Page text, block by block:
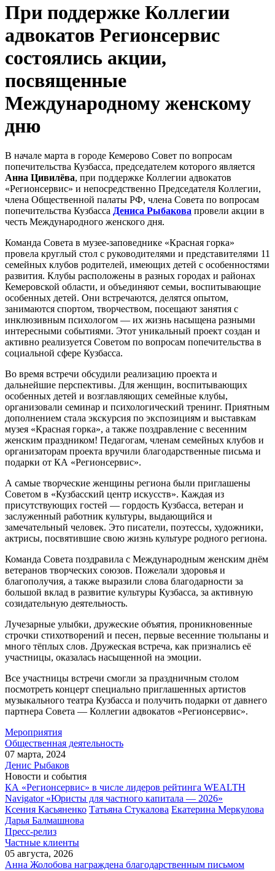
При поддержке Коллегии
адвокатов Регионсервис
состоялись акции,
посвященные
Международному женскому
дню
В начале марта в городе Кемерово Совет по вопросам
попечительства Кузбасса, председателем которого является
Анна Цивилёва, при поддержке Коллегии адвокатов
«Регионсервис» и непосредственно Председателя Коллегии,
члена Общественной палаты РФ, члена Совета по вопросам
попечительства Кузбасса Дениса Рыбакова провели акции в
честь Международного женского дня.
Команда Совета в музее-заповеднике «Красная горка»
провела круглый стол с руководителями и представителями 11
семейных клубов родителей, имеющих детей с особенностями
развития. Клубы расположены в разных городах и районах
Кемеровской области, и объединяют семьи, воспитывающие
особенных детей. Они встречаются, делятся опытом,
занимаются спортом, творчеством, посещают занятия с
инклюзивным психологом — их жизнь насыщена разными
интересными событиями. Этот уникальный проект создан и
активно реализуется Советом по вопросам попечительства в
социальной сфере Кузбасса.
Во время встречи обсудили реализацию проекта и
дальнейшие перспективы. Для женщин, воспитывающих
особенных детей и возглавляющих семейные клубы,
организовали семинар и психологический тренинг. Приятным
дополнением стала экскурсия по экспозициям и выставкам
музея «Красная горка», а также поздравление с весенним
женским праздником! Педагогам, членам семейных клубов и
организаторам проекта вручили благодарственные письма и
подарки от КА «Регионсервис».
А самые творческие женщины региона были приглашены
Советом в «Кузбасский центр искусств». Каждая из
присутствующих гостей — гордость Кузбасса, ветеран и
заслуженный работник культуры, выдающийся и
замечательный человек. Это писатели, поэтессы, художники,
актрисы, посвятившие свою жизнь культуре родного региона.
Команда Совета поздравила с Международным женским днём
ветеранов творческих союзов. Пожелали здоровья и
благополучия, а также выразили слова благодарности за
большой вклад в развитие культуры Кузбасса, за активную
созидательную деятельность.
Лучезарные улыбки, дружеские объятия, проникновенные
строчки стихотворений и песен, первые весенние тюльпаны и
много тёплых слов. Дружеская встреча, как признались её
участницы, оказалась насыщенной на эмоции.
Все участницы встречи смогли за праздничным столом
посмотреть концерт специально приглашенных артистов
музыкального театра Кузбасса и получить подарки от давнего
партнера Совета — Коллегии адвокатов «Регионсервис».
Мероприятия
Общественная деятельность
07 марта, 2024
Денис Рыбаков
Новости и события
КА «Регионсервис» в числе лидеров рейтинга WEALTH
Navigator «Юристы для частного капитала — 2026»
Ксения Касьяненко Татьяна Стукалова Екатерина Меркулова
Дарья Балмашнова
Пресс-релиз
Частные клиенты
05 августа, 2026
Анна Жолобова награждена благодарственным письмом